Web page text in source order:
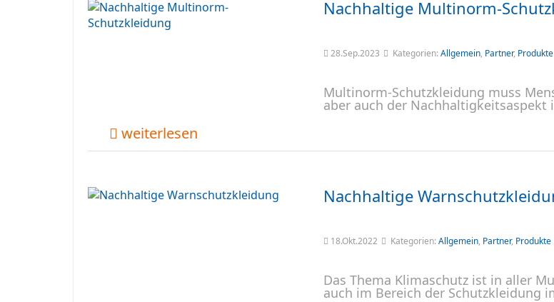
Nachhaltige Multinorm-
28.Sep.2023 Kategorien:Allgemein, Partner, Produkte
Multinorm-Schutzkleidung muss
aber auch der Nachhaltigkeitsaspekt
weiterlesen
Nachhaltige
18.Okt.2022 Kategorien:Allgemein, Partner, Produkte
Das Thema Klimaschutz ist in aller
auch im Bereich der Schutzkleidung